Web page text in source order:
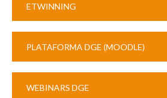
ETWINNING
PLATAFORMA DGE (MOODLE)
WEBINARS DGE